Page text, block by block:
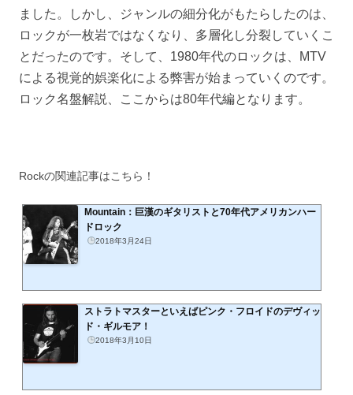
ました。しかし、ジャンルの細分化がもたらしたのは、
ロックが一枚岩ではなくなり、多層化し分裂していくこ
とだったのです。そして、1980年代のロックは、MTV
による視覚的娯楽化による弊害が始まっていくのです。
ロック名盤解説、ここからは80年代編となります。
Rockの関連記事はこちら！
Mountain：巨漢のギタリストと70年代アメリカンハー
ドロック
2018年3月24日
ストラトマスターといえばピンク・フロイドのデヴィッ
ド・ギルモア！
2018年3月10日